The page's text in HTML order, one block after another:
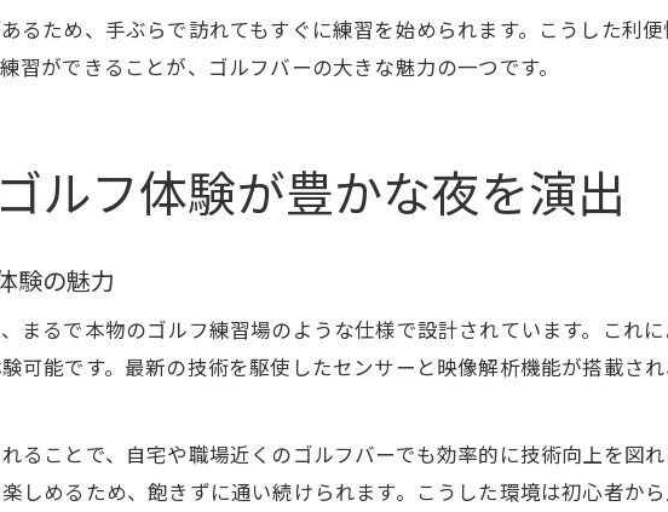
るため、手ぶらで訪れてもすぐに練習を始められます。こうした利
ができることが、ゴルフバーの大きな魅力の一つです。
ルフ体験が豊かな夜を演出
験の魅力
まるで本物のゴルフ練習場のような仕様で設計されています。これ
可能です。最新の技術を駆使したセンサーと映像解析機能が搭載さ
ることで、自宅や職場近くのゴルフバーでも効率的に技術向上を図
しめるため、飽きずに通い続けられます。こうした環境は初心者か